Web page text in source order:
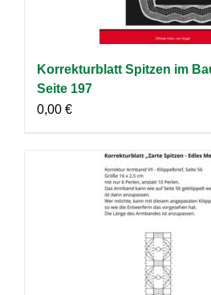
Korrekturblatt Spitzen im
Seite 197
0,00 €